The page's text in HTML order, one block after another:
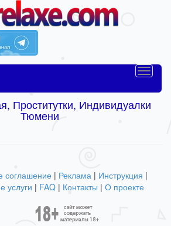
Проститутки, Индивидуалки
Тюмени
соглашение | Реклама| Инструкция |
услуги | FAQ | Контакты | О проекте